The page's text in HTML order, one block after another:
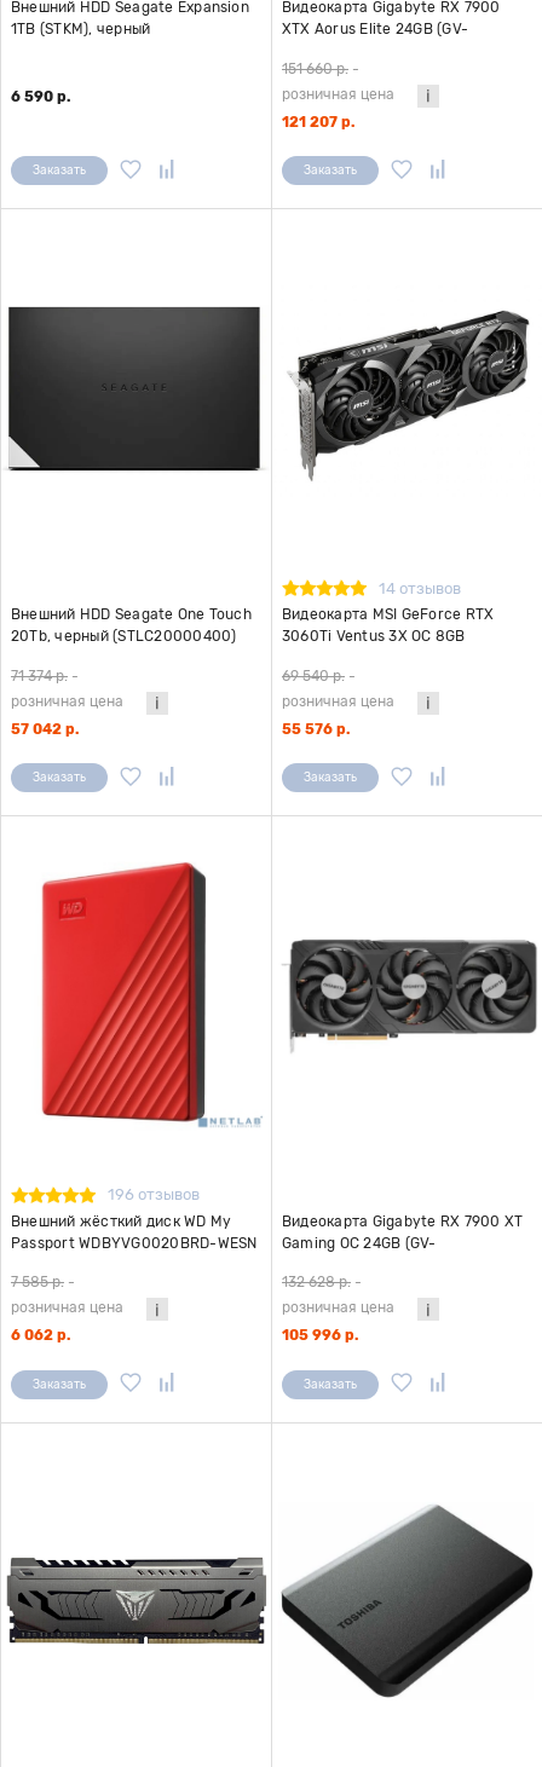
Внешний HDD Seagate Expansion
1TB (STKM), черный
6 590 р.
Заказать
Видеокарта Gigabyte RX 7900
XTX Aorus Elite 24GB (GV-
151 660 р. -
розничная цена
121 207 р.
Заказать
Внешний HDD Seagate One Touch
20Tb, черный (STLC20000400)
71 374 р. -
розничная цена
57 042 р.
Заказать
14 отзывов
Видеокарта MSI GeForce RTX
3060Ti Ventus 3X OC 8GB
69 540 р. -
розничная цена
55 576 р.
Заказать
196 отзывов
Внешний жёсткий диск WD My
Passport WDBYVG0020BRD-WESN
7 585 р. -
розничная цена
6 062 р.
Заказать
Видеокарта Gigabyte RX 7900 XT
Gaming OC 24GB (GV-
132 628 р. -
розничная цена
105 996 р.
Заказать